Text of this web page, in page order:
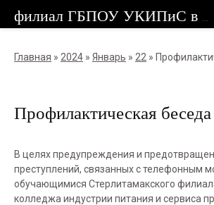
Главная » 2024 » Январь » 22 »
Профилактическая беседа
В целях предупреждения и
преступлений, связанных с телефонным
обучающимися Стерлитамакского
колледжа индустрии питания и сервиса